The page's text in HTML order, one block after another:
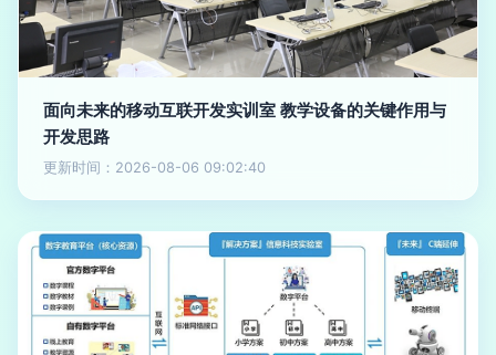
面向未来的移动互联开发实训室 教学设备的关键作用与
开发思路
更新时间：2026-08-06 09:02:40